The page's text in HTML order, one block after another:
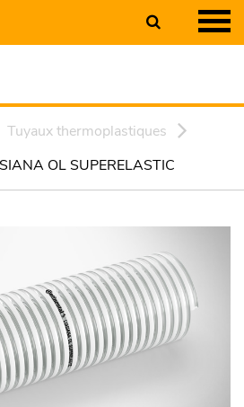
Tuyaux thermoplastiques
OL SUPERELASTIC